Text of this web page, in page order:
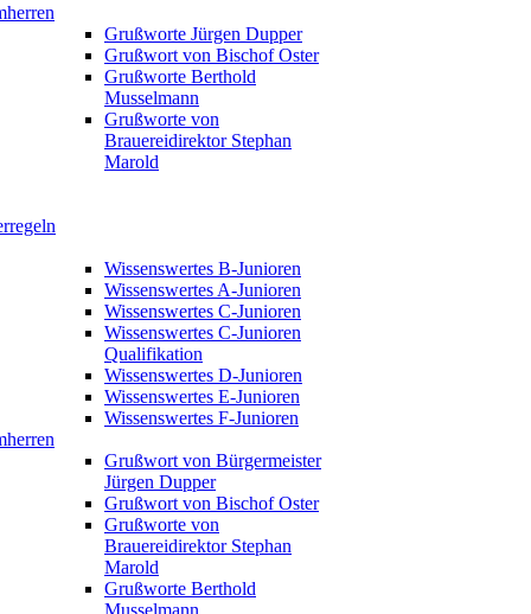
Grußworte Jürgen Dupper
Grußwort von Bischof Oster
Grußworte Berthold
Musselmann
Grußworte von
Brauereidirektor Stephan
Marold
Wissenswertes B-Junioren
Wissenswertes A-Junioren
Wissenswertes C-Junioren
Wissenswertes C-Junioren
Qualifikation
Wissenswertes D-Junioren
Wissenswertes E-Junioren
Wissenswertes F-Junioren
Grußwort von Bürgermeister
Jürgen Dupper
Grußwort von Bischof Oster
Grußworte von
Brauereidirektor Stephan
Marold
Grußworte Berthold
Musselmann